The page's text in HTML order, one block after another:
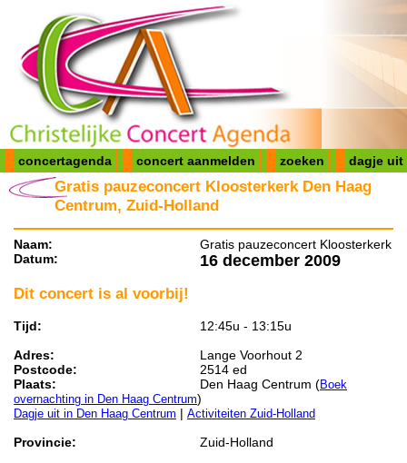
concertagenda concert aanmelden zoeken dagje uit
Gratis pauzeconcert Kloosterkerk Den Haag
Centrum, Zuid-Holland
Naam:
Gratis pauzeconcert Kloosterkerk
Datum:
16 december 2009
Dit concert is al voorbij!
Tijd:
12:45u - 13:15u
Adres:
Lange Voorhout 2
Postcode:
2514 ed
Plaats:
Den Haag Centrum (Boek
overnachting in Den Haag Centrum)
Dagje uit in Den Haag Centrum | Activiteiten Zuid-Holland
Provincie:
Zuid-Holland